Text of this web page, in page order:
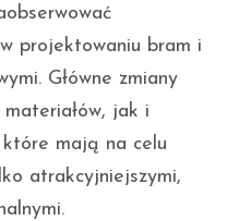
projektowaniu bram i
Główne zmiany
jak i
które mają na celu
atrakcyjniejszymi,